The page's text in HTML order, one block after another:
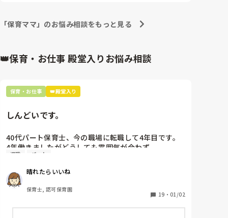
何かあればすぐに正規職員の方が来てくれるのであれ
ば、体制としては問題ないように思います。あとはお互
だれが進めるかという点に関してもコミュニケーション
だと思うので、不安な気持ちもとってもわかりますが、
回答になっているかわかりませんが…！
「保育ママ」のお悩み相談をもっと見る
👑保育・お仕事 殿堂入りお悩み相談
保育・お仕事 👑殿堂入り
しんどいです。
40代パート保育士、今の職場に転職して4年目です。
4年働きましたがどうしても雰囲気が合わず
退職しようと思っています。
周りの職員は、勤続10年以上から何十年という先生が
ほとんどです。
保護者子どもの愚痴悪口が多く、
子どもの前でも
退職 パート
晴れたらいいね
保育士, 認可保育園
19 ・ 01/02